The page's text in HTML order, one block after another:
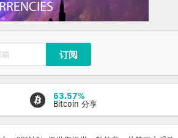
订阅
63.57%
Bitcoin 分享